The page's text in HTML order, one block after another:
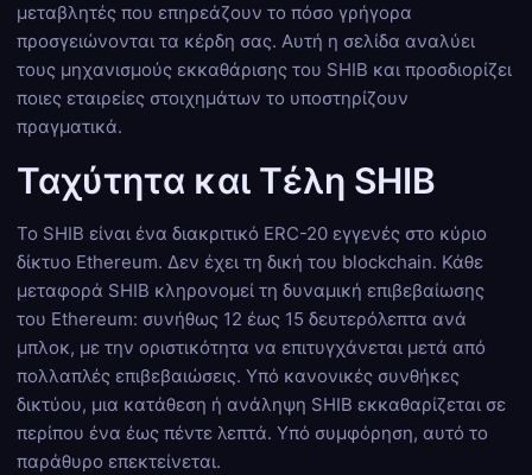
μεταβλητές που επηρεάζουν το πόσο γρήγορα
προσγειώνονται τα κέρδη σας. Αυτή η σελίδα αναλύει
τους μηχανισμούς εκκαθάρισης του SHIB και προσδιορίζει
ποιες εταιρείες στοιχημάτων το υποστηρίζουν
πραγματικά.
Ταχύτητα και Τέλη SHIB
Το SHIB είναι ένα διακριτικό ERC-20 εγγενές στο κύριο
δίκτυο Ethereum. Δεν έχει τη δική του blockchain. Κάθε
μεταφορά SHIB κληρονομεί τη δυναμική επιβεβαίωσης
του Ethereum: συνήθως 12 έως 15 δευτερόλεπτα ανά
μπλοκ, με την οριστικότητα να επιτυγχάνεται μετά από
πολλαπλές επιβεβαιώσεις. Υπό κανονικές συνθήκες
δικτύου, μια κατάθεση ή ανάληψη SHIB εκκαθαρίζεται σε
περίπου ένα έως πέντε λεπτά. Υπό συμφόρηση, αυτό το
παράθυρο επεκτείνεται.